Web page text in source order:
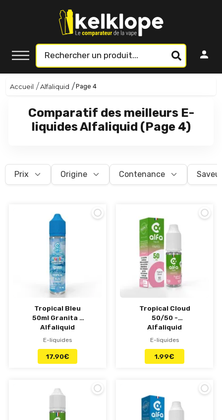
Accueil Alfaliquid Page 4
Comparatif des meilleurs E-
liquides Alfaliquid (Page 4)
Prix Origine Contenance
Tropical Bleu
50ml Granita -
Alfaliquid
E-liquides
17.90€
Tropical Cloud
50/50 -
Alfaliquid
E-liquides
1.99€